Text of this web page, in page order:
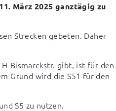
März 2025 ganztägig zu
Strecken gebeten. Daher
Bismarckstr. gibt, ist für den
Grund wird die S51 für den
S5 zu nutzen.